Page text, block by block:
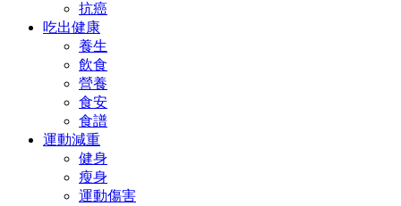
抗癌
吃出健康
養生
飲食
營養
食安
食譜
運動減重
健身
瘦身
運動傷害